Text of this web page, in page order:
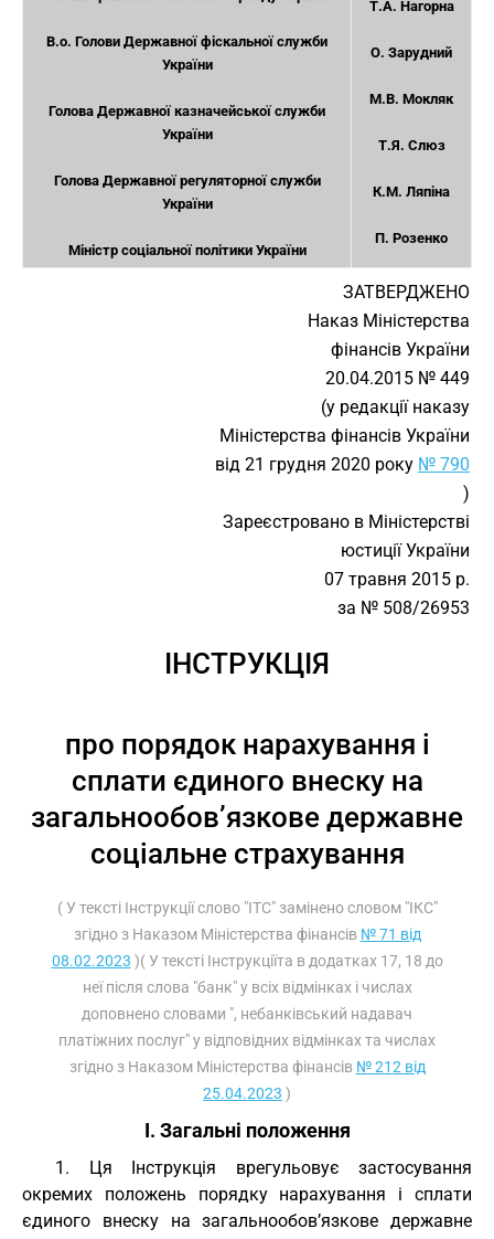
В.о. Голови Державної фіскальної служби
України
Голова Державної казначейської служби
України
Голова Державної регуляторної служби
України
Міністр соціальної політики України
Т.А. Нагорна
О. Зарудний
М.В. Мокляк
Т.Я. Слюз
К.М. Ляпіна
П. Розенко
ЗАТВЕРДЖЕНО
Наказ Міністерства
фінансів України
20.04.2015 № 449
(у редакції наказу
Міністерства фінансів України
від 21 грудня 2020 року № 790
)
Зареєстровано в Міністерстві
юстиції України
07 травня 2015 р.
за № 508/26953
ІНСТРУКЦІЯ
про порядок нарахування і
сплати єдиного внеску на
загальнообов’язкове державне
соціальне страхування
( У тексті Інструкції слово "ІТС" замінено словом "ІКС"
згідно з Наказом Міністерства фінансів № 71 від
08.02.2023 )( У тексті Інструкціїта в додатках 17, 18 до
неї після слова "банк" у всіх відмінках і числах
доповнено словами ", небанківський надавач
платіжних послуг" у відповідних відмінках та числах
згідно з Наказом Міністерства фінансів № 212 від
25.04.2023 )
I. Загальні положення
1. Ця Інструкція врегульовує застосування
окремих положень порядку нарахування і сплати
єдиного внеску на загальнообов’язкове державне